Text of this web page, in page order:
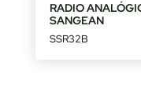
RADIO
SANGEAN
SSR32B